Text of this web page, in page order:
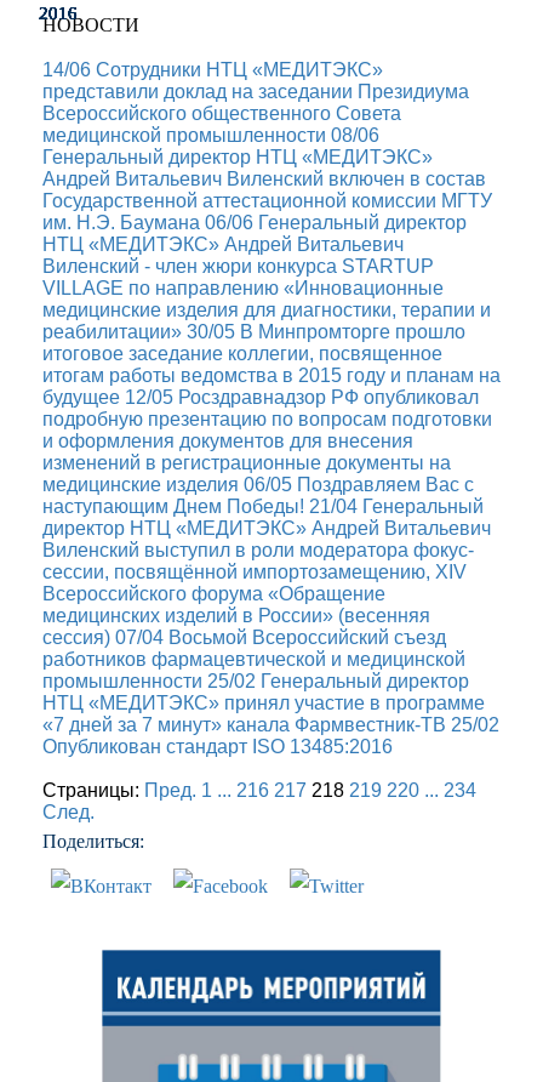
НОВОСТИ
14/06
2016
Сотрудники НТЦ «МЕДИТЭКС»
представили доклад на заседании Президиума
Всероссийского общественного Совета
медицинской промышленности 08/06
2016
Генеральный директор НТЦ «МЕДИТЭКС»
Андрей Витальевич Виленский включен в состав
Государственной аттестационной комиссии МГТУ
им. Н.Э. Баумана 06/06
2016
Генеральный директор
НТЦ «МЕДИТЭКС» Андрей Витальевич
Виленский - член жюри конкурса STARTUP
VILLAGE по направлению «Инновационные
медицинские изделия для диагностики, терапии и
реабилитации» 30/05
2016
В Минпромторге прошло
итоговое заседание коллегии, посвященное
итогам работы ведомства в 2015 году и планам на
будущее 12/05
2016
Росздравнадзор РФ опубликовал
подробную презентацию по вопросам подготовки
и оформления документов для внесения
изменений в регистрационные документы на
медицинские изделия 06/05
2016
Поздравляем Вас с
наступающим Днем Победы! 21/04
2016
Генеральный
директор НТЦ «МЕДИТЭКС» Андрей Витальевич
Виленский выступил в роли модератора фокус-
сессии, посвящённой импортозамещению, XIV
Всероссийского форума «Обращение
медицинских изделий в России» (весенняя
сессия) 07/04
2016
Восьмой Всероссийский съезд
работников фармацевтической и медицинской
промышленности 25/02
2016
Генеральный директор
НТЦ «МЕДИТЭКС» принял участие в программе
«7 дней за 7 минут» канала Фармвестник-ТВ 25/02
2016
Опубликован стандарт ISO 13485:2016
Страницы: Пред. 1 ... 216 217 218 219 220 ... 234
След.
Поделиться: